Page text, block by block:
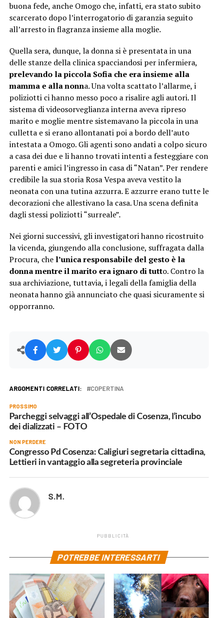
buona fede, anche Omogo che, infatti, era stato subito
scarcerato dopo l’interrogatorio di garanzia seguito
all’arresto in flagranza insieme alla moglie.
Quella sera, dunque, la donna si è presentata in una
delle stanze della clinica spacciandosi per infermiera,
prelevando la piccola Sofia che era insieme alla
mamma e alla nonna. Una volta scattato l’allarme, i
poliziotti ci hanno messo poco a risalire agli autori. Il
sistema di videosorveglianza interna aveva ripreso
marito e moglie mentre sistemavano la piccola in una
culletta e si erano allontanati poi a bordo dell’auto
intestata a Omogo. Gli agenti sono andati a colpo sicuro
a casa dei due e li hanno trovati intenti a festeggiare con
parenti e amici l’ingresso in casa di “Natan”. Per rendere
credibile la sua storia Rosa Vespa aveva vestito la
neonata con una tutina azzurra. E azzurre erano tutte le
decorazioni che allestivano la casa. Una scena definita
dagli stessi poliziotti “surreale”.
Nei giorni successivi, gli investigatori hanno ricostruito
la vicenda, giungendo alla conclusione, suffragata dalla
Procura, che l’unica responsabile del gesto è la
donna mentre il marito era ignaro di tutto. Contro la
sua archiviazione, tuttavia, i legali della famiglia della
neonata hanno già annunciato che quasi sicuramente si
opporranno.
ARGOMENTI CORRELATI: COPERTINA
PROSSIMO
Parcheggi selvaggi all’Ospedale di Cosenza, l’incubo
dei dializzati – FOTO
NON PERDERE
Congresso Pd Cosenza: Caligiuri segretaria cittadina,
Lettieri in vantaggio alla segreteria provinciale
S.M.
PUBBLICITÀ
POTREBBE INTERESSARTI